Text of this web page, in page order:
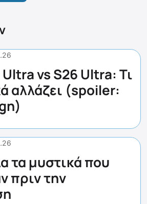
vs S26 Ultra: Τι
αλλάζει (spoiler:
τα μυστικά που
πριν την